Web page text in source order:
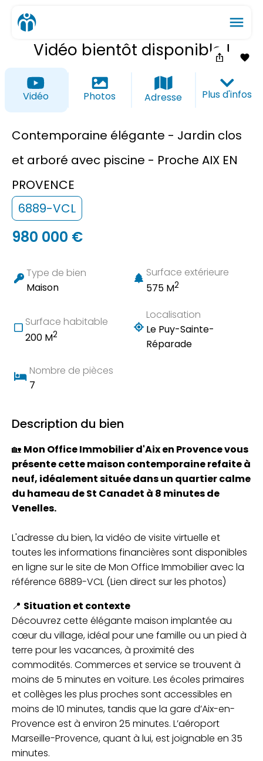
menu
Vidéo bientôt disponible !
ios_share favorite_border
Vidéo Photos Adresse Plus d'infos
Contemporaine élégante - Jardin clos
et arboré avec piscine - Proche AIX EN
PROVENCE
6889-VCL
980 000 €
Type de bien
Maison
Surface extérieure
575 M2
Surface habitable
200 M2
Localisation
Le Puy-Sainte-
Réparade
Nombre de pièces
7
Description du bien
🏡 Mon Office Immobilier d'Aix en Provence vous
présente cette maison contemporaine refaite à
neuf, idéalement située dans un quartier calme
du hameau de St Canadet à 8 minutes de
Venelles.
L'adresse du bien, la vidéo de visite virtuelle et
toutes les informations financières sont disponibles
en ligne sur le site de Mon Office Immobilier avec la
référence 6889-VCL (Lien direct sur les photos)
📍 Situation et contexte
Découvrez cette élégante maison implantée au
cœur du village, idéal pour une famille ou un pied à
terre pour les vacances, à proximité des
commodités. Commerces et service se trouvent à
moins de 5 minutes en voiture. Les écoles primaires
et collèges les plus proches sont accessibles en
moins de 10 minutes, tandis que la gare d’Aix-en-
Provence est à environ 25 minutes. L’aéroport
Marseille-Provence, quant à lui, est joignable en 35
minutes.